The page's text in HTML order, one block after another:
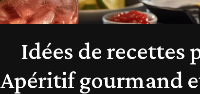
Idées de recettes
Apéritif gourmand